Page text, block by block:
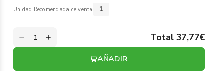
Unidad Recomendada de venta 1
Total 37,77€
AÑADIR